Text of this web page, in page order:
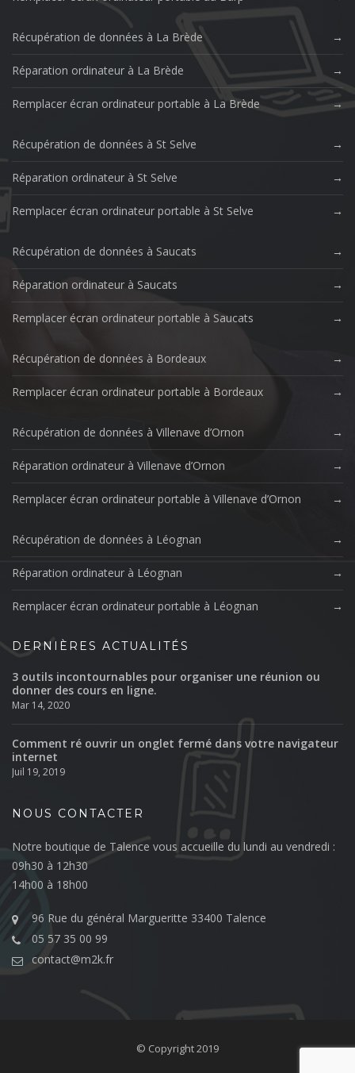
Récupération de données à La Brède
Réparation ordinateur à La Brède
Remplacer écran ordinateur portable à La Brède
Récupération de données à St Selve
Réparation ordinateur à St Selve
Remplacer écran ordinateur portable à St Selve
Récupération de données à Saucats
Réparation ordinateur à Saucats
Remplacer écran ordinateur portable à Saucats
Récupération de données à Bordeaux
Remplacer écran ordinateur portable à Bordeaux
Récupération de données à Villenave d’Ornon
Réparation ordinateur à Villenave d’Ornon
Remplacer écran ordinateur portable à Villenave d’Ornon
Récupération de données à Léognan
Réparation ordinateur à Léognan
Remplacer écran ordinateur portable à Léognan
DERNIÈRES ACTUALITÉS
3 outils incontournables pour organiser une réunion ou
donner des cours en ligne.
Mar 14, 2020
Comment ré ouvrir un onglet fermé dans votre navigateur
internet
Juil 19, 2019
NOUS CONTACTER
Notre boutique de Talence vous accueille du lundi au vendredi :
09h30 à 12h30
14h00 à 18h00
96 Rue du général Margueritte 33400 Talence
05 57 35 00 99
contact@m2k.fr
© Copyright 2019